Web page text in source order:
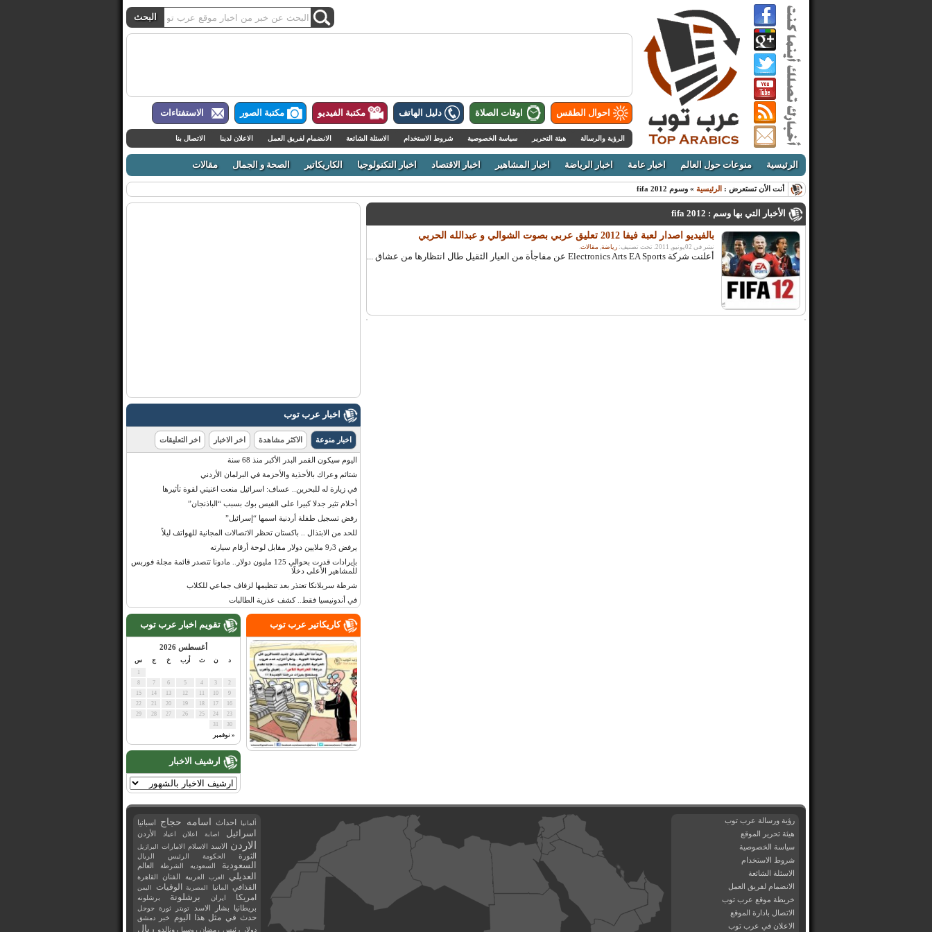
احوال الطقس اوقات الصلاة دليل الهاتف مكتبة الفيديو مكتبة الصور الاستفتاءات
الرؤية والرسالة هيئة التحرير سياسة الخصوصية شروط الاستخدام الاسئلة الشائعة الانضمام لفريق العمل الاعلان لدينا الاتصال بنا
الرئيسية منوعات حول العالم اخبار عامة اخبار الرياضة اخبار المشاهير اخبار الاقتصاد اخبار التكنولوجيا الكاريكاتير الصحة و الجمال مقالات
أنت الأن تستعرض : الرئيسية » وسوم fifa 2012
الأخبار التي بها وسم : fifa 2012
بالفيديو ‫اصدار لعبة فيفا 2012 تعليق عربي بصوت الشوالي و عبدالله الحربي
نشر فى 02يونيو, 2011. تحت تصنيف: رياضة, مقالات.
أعلنت شركة Electronics Arts EA Sports عن مفاجأة من العيار الثقيل طال انتظارها من عشاق ...
اخبار عرب توب
اخبار منوعة الاكثر مشاهدة اخر الاخبار اخر التعليقات
اليوم سيكون القمر البدر الأكبر منذ 68 سنة
شتائم وعراك بالأحذية والأحزمة في البرلمان الأردني
في زيارة له للبحرين.. عساف: اسرائيل منعت اغنيتي لقوة تأثيرها
أحلام تثير جدلا كبيرا على الفيس بوك بسبب “الباذنجان”
رفض تسجيل طفلة أردنية اسمها “إسرائيل”
للحد من الابتذال .. باكستان تحظر الاتصالات المجانية للهواتف ليلاً
يرفض 9٫3 ملايين دولار مقابل لوحة أرقام سيارته
بإيرادات قدرت بحوالي 125 مليون دولار.. مادونا تتصدر قائمة مجلة فوربس
للمشاهير الأعلى دخلًا
شرطة سريلانكا تعتذر بعد تنظيمها لزفاف جماعي للكلاب
في أندونيسيا فقط.. كشف عذرية الطالبات
تقويم اخبار عرب توب
أغسطس 2026
د ن ث أرب خ ج س
« نوفمبر
2
3
4
5
6
7
8
9
10
12
13
14
15
16
17
18
19
20
21
22
23
24
25
26
27
28
29
30
31
ارشيف الاخبار
كاريكاتير عرب توب
رؤية ورسالة عرب توب
هيئة تحرير الموقع
سياسة الخصوصية
شروط الاستخدام
الاسئلة الشائعة
الانضمام لفريق العمل
خريطة موقع عرب توب
الاتصال بادارة الموقع
الاعلان في عرب توب
ألمانيا احداث اسامه حجاج اسبانيا
اسرائيل اصابة اعلان اعياد الأردن
الاردن الاسد الاسلام الامارات البرازيل
الثورة الحكومة الرئيس الريال
السعودية السعوديه الشرطة العالم
العديلي العرب العربية الفنان القاهرة
القذافي المانيا المصرية الوفيات اليمن
امريكا ايران برشلونة برشلونه
بريطانيا بشار الاسد تويتر ثورة جوجل
حدث في مثل هذا اليوم خبر
دمشق
دولار
رئيس رمضان روسيا رونالدو ريال